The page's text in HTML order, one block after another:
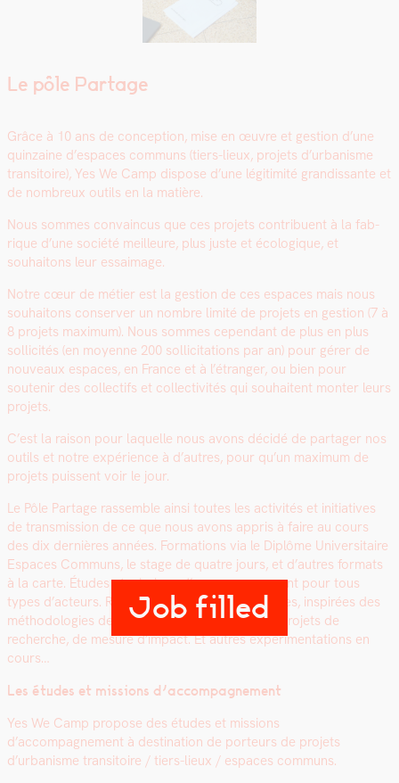
Job filled
Le pôle Partage
Grâce à 10 ans de con­cep­tion, mise en œuvre et ges­tion d’une
quin­zaine d’espaces com­muns (tiers-lieux, pro­jets d’urbanisme
tran­si­toire), Yes We Camp dis­pose d’une légitim­ité gran­dis­sante et
de nom­breux out­ils en la matière.
Nous sommes con­va­in­cus que ces pro­jets con­tribuent à la fab­
rique d’une société meilleure, plus juste et écologique, et
souhaitons leur essaim­age.
Notre cœur de méti­er est la ges­tion de ces espaces mais nous
souhaitons con­serv­er un nom­bre lim­ité de pro­jets en ges­tion (7 à
8 pro­jets max­i­mum). Nous sommes cepen­dant de plus en plus
sol­lic­ités (en moyenne 200 sol­lic­i­ta­tions par an) pour gér­er de
nou­veaux espaces, en France et à l’étranger, ou bien pour
soutenir des col­lec­tifs et col­lec­tiv­ités qui souhait­ent mon­ter leurs
pro­jets.
C’est la rai­son pour laque­lle nous avons décidé de partager nos
out­ils et notre expéri­ence à d’autres, pour qu’un max­i­mum de
pro­jets puis­sent voir le jour.
Le Pôle Partage rassem­ble ain­si toutes les activ­ités et ini­tia­tives
de trans­mis­sion de ce que nous avons appris à faire au cours
des dix dernières années. For­ma­tions via le Diplôme Uni­ver­si­taire
Espaces Com­muns, le stage de qua­tre jours, et d’autres for­mats
à la carte. Études et mis­sions d’accompagnement pour tous
types d’acteurs. Rési­dences cul­turelles et fes­tives, inspirées des
méthodolo­gies de per­ma­nence archi­tec­turale. Pro­jets de
recherche, de mesure d’impact. Et autres expéri­men­ta­tions en
cours…
Les études et mis­sions d’accompagnement
Yes We Camp pro­pose des études et mis­sions
d’accompagnement à des­ti­na­tion de por­teurs de pro­jets
d’urbanisme tran­si­toire / tiers-lieux / espaces com­muns.